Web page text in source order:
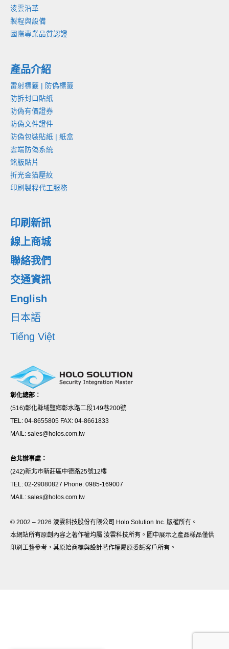
淩雲沿革
製程與設備
國際專業品質認證
產品介紹
雷射標籤 | 防偽標籤
防拆封口貼紙
防偽有價證券
防偽文件證件
防偽包裝貼紙 | 紙盒
雲端防偽系統
銘版貼片
折光金箔壓紋
印刷製程代工服務
印刷新訊
線上商城
聯絡我們
交通資訊
English
日本語
Tiếng Việt
彰化總部：
(516)彰化縣埔鹽鄉彰水路二段149巷200號
TEL: 04-8655805 FAX: 04-8661833
MAIL: sales@holos.com.tw
台北辦事處：
(242)新北市新莊區中德路25號12樓
TEL: 02-29080827 Phone: 0985-169007
MAIL: sales@holos.com.tw
© 2002 – 2026 淩雲科技股份有限公司 Holo Solution Inc. 版權所有。
本網站所有原創內容之著作權均屬 淩雲科技所有。圖中展示之產品樣品僅供
印刷工藝參考，其原始商標與設計著作權屬原委託客戶所有。